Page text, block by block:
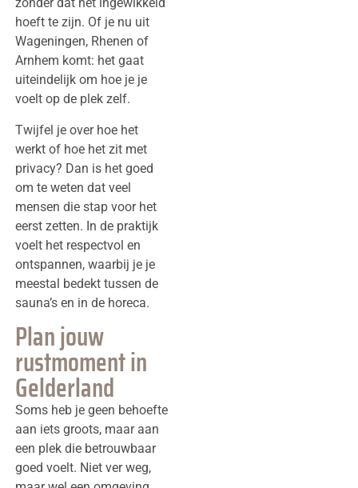
zonder dat het ingewikkeld
hoeft te zijn. Of je nu uit
Wageningen, Rhenen of
Arnhem komt: het gaat
uiteindelijk om hoe je je
voelt op de plek zelf.
Twijfel je over hoe het
werkt of hoe het zit met
privacy? Dan is het goed
om te weten dat veel
mensen die stap voor het
eerst zetten. In de praktijk
voelt het respectvol en
ontspannen, waarbij je je
meestal bedekt tussen de
sauna’s en in de horeca.
Plan jouw
rustmoment in
Gelderland
Soms heb je geen behoefte
aan iets groots, maar aan
een plek die betrouwbaar
goed voelt. Niet ver weg,